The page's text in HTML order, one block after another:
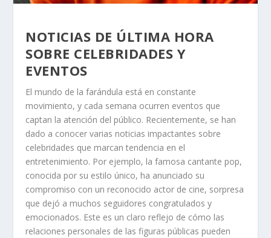
NOTICIAS DE ÚLTIMA HORA
SOBRE CELEBRIDADES Y
EVENTOS
El mundo de la farándula está en constante
movimiento, y cada semana ocurren eventos que
captan la atención del público. Recientemente, se han
dado a conocer varias noticias impactantes sobre
celebridades que marcan tendencia en el
entretenimiento. Por ejemplo, la famosa cantante pop,
conocida por su estilo único, ha anunciado su
compromiso con un reconocido actor de cine, sorpresa
que dejó a muchos seguidores congratulados y
emocionados. Este es un claro reflejo de cómo las
relaciones personales de las figuras públicas pueden